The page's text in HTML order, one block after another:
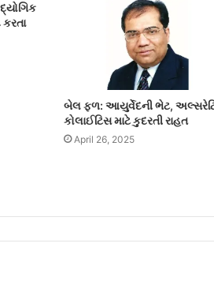
બેલ ફળ: આયુર્વેદની ભેટ,
કોલાઈટિસ માટે કુદરતી રાહત
April 26, 2025